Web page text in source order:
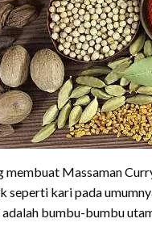
membuat Massaman
seperti kari pada
bumbu-bumbu